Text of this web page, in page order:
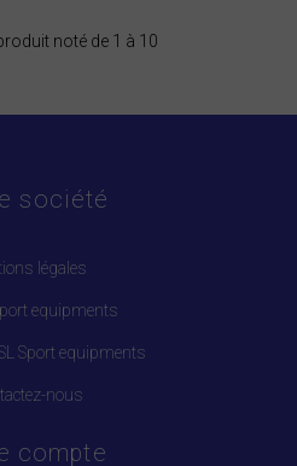
noté de 1 à 10
société
légales
equipments
Sport equipments
nous
compte